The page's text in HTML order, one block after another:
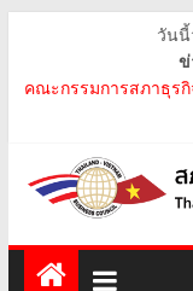
วันนี้
ข่
คณะกรรมการสภาธุร
แทนภาครัฐเวียดนาม
คณะกรรมการสภาธุร
สถาปนา บริษัท ห้องป
สภาธุรกิจไทย-เวียดน
Trade Promotion of
คณะกรรมการสภาธุร
เวียดนาม อย่างเป็นทา